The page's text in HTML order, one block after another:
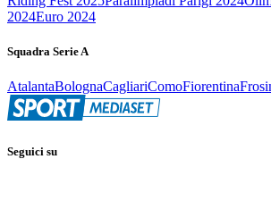
2024Euro 2024
Squadra Serie A
AtalantaBolognaCagliariComoFiorentina
Seguici su